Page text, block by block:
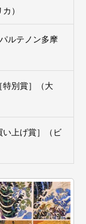
）
ルテノン多摩
特別賞］（大
い上げ賞］（ビ